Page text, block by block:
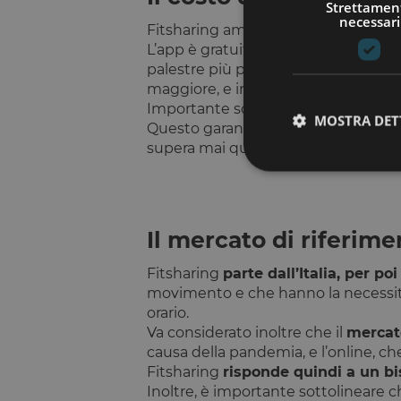
Fitsharing ambisce ad
L’app è gratuita e applica poi un
palestre più piccole e con servizi
maggiore, e infine 0,35 centesimi
Importante sottolineare, però, che
Questo garantisce lacertezza
supera mai quello di listino
Il mercato di
Fitsharing parte dall’Italia, per
movimento e che hanno la
orario.
Va considerato inoltre che il
causa della pandemia, e l’online,
Fitsharing risponde quindi a un
Inoltre, è importante sottolineare
necessari
MOSTRA
I cookie
Nome
G_ENABLED_IDPS